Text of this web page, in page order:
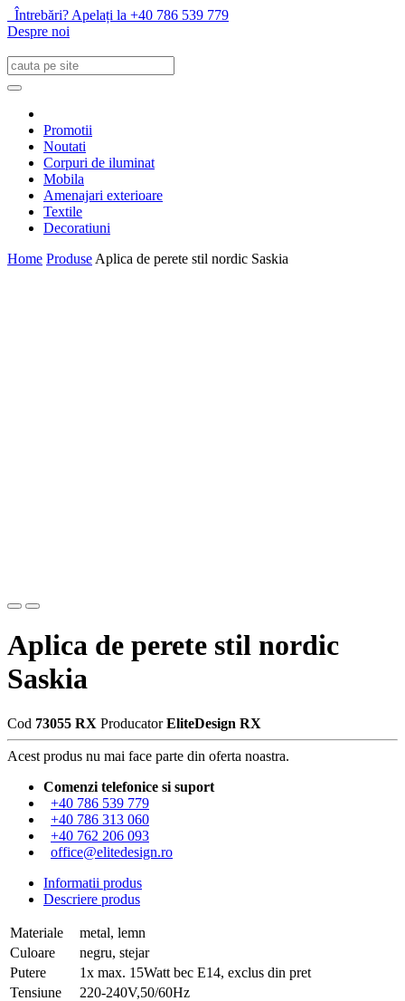
Întrebări? Apelați la +40 786 539 779
Despre noi
Promotii
Noutati
Corpuri de iluminat
Mobila
Amenajari exterioare
Textile
Decoratiuni
Home Produse Aplica de perete stil nordic Saskia
Aplica de perete stil nordic
Saskia
Cod 73055 RX Producator EliteDesign RX
Acest produs nu mai face parte din oferta noastra.
Comenzi telefonice si suport
+40 786 539 779
+40 786 313 060
+40 762 206 093
office@elitedesign.ro
Informatii produs
Descriere produs
Materiale
metal, lemn
Culoare
negru, stejar
Putere
1x max. 15Watt bec E14, exclus din pret
Tensiune
220-240V,50/60Hz